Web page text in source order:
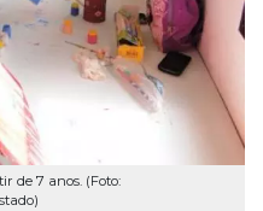
de 7 anos. (Foto: